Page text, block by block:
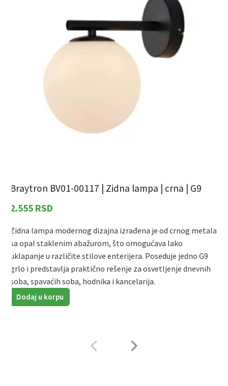
Braytron BV01-00117 | Zidna lampa | crna | G9
2.555 RSD
Zidna lampa modernog dizajna izrađena je od crnog metala
sa opal staklenim abažurom, što omogućava lako
uklapanje u različite stilove enterijera. Poseduje jedno G9
grlo i predstavlja praktično rešenje za osvetljenje dnevnih
soba, spavaćih soba, hodnika i kancelarija.
Dodaj u korpu